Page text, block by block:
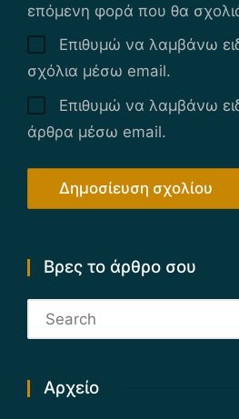
επόμενη φορά που θα
Επιθυμώ να λαμβάνω
σχόλια μέσω email.
Επιθυμώ να λαμβάνω
άρθρα μέσω email.
Βρες το άρθρο σου
Αρχείο